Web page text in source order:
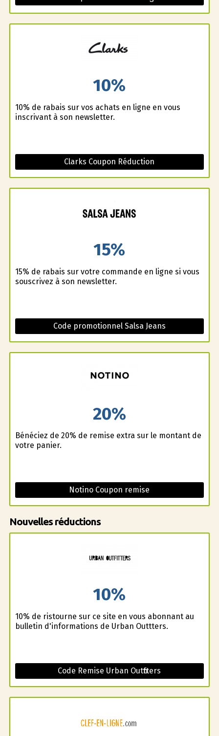
10%
10% de rabais sur vos achats en ligne en vous
inscrivant à son newsletter.
Clarks Coupon Réduction
15%
15% de rabais sur votre commande en ligne si vous
souscrivez à son newsletter.
Code promotionnel Salsa Jeans
20%
Bénéficiez de 20% de remise extra sur le montant de
votre panier.
Notino Coupon remise
Nouvelles réductions
10%
10% de ristourne sur ce site en vous abonnant au
bulletin d'informations de Urban Outfitters.
Code Remise Urban Outfitters